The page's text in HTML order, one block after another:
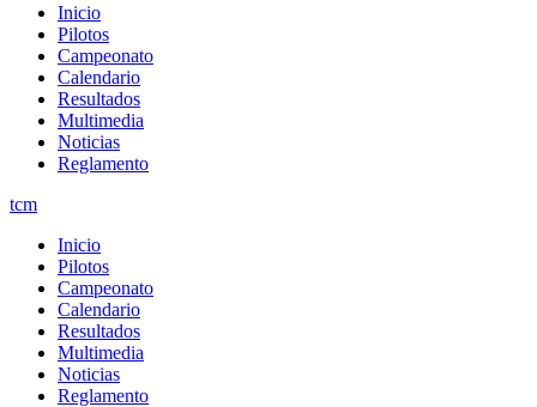
Inicio
Pilotos
Campeonato
Calendario
Resultados
Multimedia
Noticias
Reglamento
tcm
Inicio
Pilotos
Campeonato
Calendario
Resultados
Multimedia
Noticias
Reglamento